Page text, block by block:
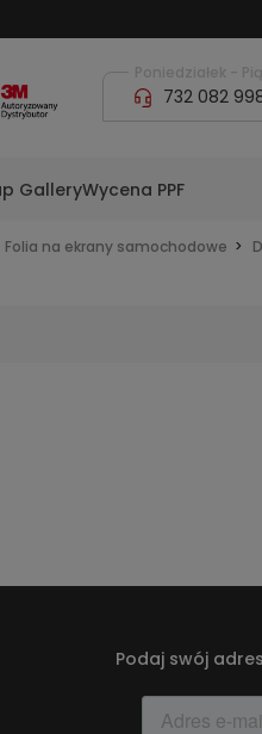
Poniedziałek -
732 082
GalleryWycena PPF
Folia na ekrany samochodowe
Podaj swój